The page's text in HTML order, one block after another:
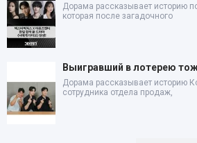
Дорама рассказывает историю
которая после загадочного
Выигравший в лотерею
Дорама рассказывает историю
сотрудника отдела продаж,